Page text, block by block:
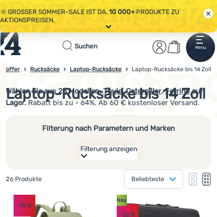
🌞 GROSSER SOMMER-SALE IST DA.10 000+PRODUKTE ZU
AKTIONSPREISEN.
🤫 - 10 % AUF AUSGEWÄHLTE CAMPING- & WANDERAUSRÜSTUNG.
CODE OUT10
Alle Aktionen
Suchen
Anmelden
Warenkorb
Menu
Startseite
Bekleidung
Rucksäcke
Ausrüstung
4campingshop.de
Koffer Rucksäcke Laptop-Rucksäcke Laptop-Rucksäcke bis 14 Zoll
Laptop-Rucksäcke bis 14 Zoll
Wählen Sie aus26Modellen.Thule,Caterpillar,Ferrinoauf
Lager. Rabatt bis zu - 64%. Ab 60 € kostenloser Versand.
Beliebteste
Gefundene Produkte
26 Produkte
Filterung nach Parametern und Marken
Filterung anzeigen
Caterpillar(
Volumen
Produkte
-15 %
Neu
-22%